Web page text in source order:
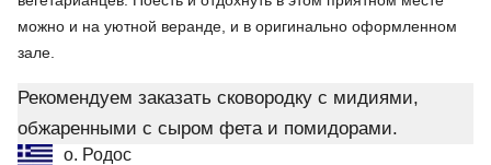
можно и на уютной веранде, и в оригинально оформленном
зале.
Рекомендуем заказать сковородку с мидиями,
обжаренными с сыром фета и помидорами.
о. Родос